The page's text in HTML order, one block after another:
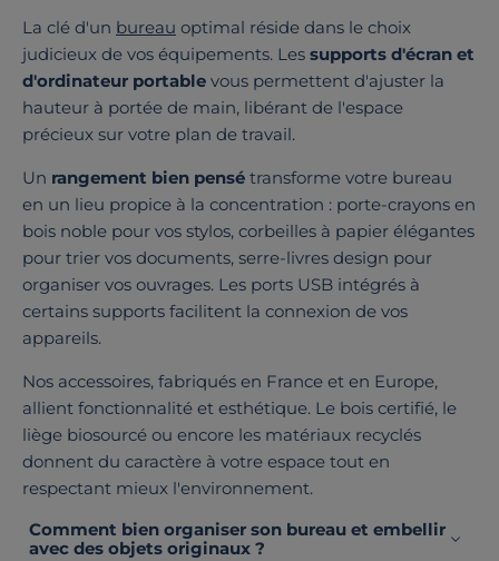
La clé d'un bureau optimal réside dans le choix
judicieux de vos équipements. Les supports d'écran et
d'ordinateur portable vous permettent d'ajuster la
hauteur à portée de main, libérant de l'espace
précieux sur votre plan de travail.
Un rangement bien pensé transforme votre bureau
en un lieu propice à la concentration : porte-crayons en
bois noble pour vos stylos, corbeilles à papier élégantes
pour trier vos documents, serre-livres design pour
organiser vos ouvrages. Les ports USB intégrés à
certains supports facilitent la connexion de vos
appareils.
Nos accessoires, fabriqués en France et en Europe,
allient fonctionnalité et esthétique. Le bois certifié, le
liège biosourcé ou encore les matériaux recyclés
donnent du caractère à votre espace tout en
respectant mieux l'environnement.
Comment bien organiser son bureau et embellir
avec des objets originaux ?